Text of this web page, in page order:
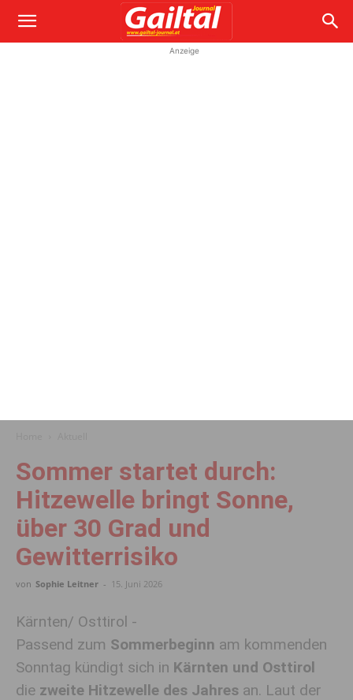
Anzeige
Sommer startet durch:
Hitzewelle bringt Sonne,
über 30 Grad und
Gewitterrisiko
von Sophie Leitner - 15. Juni 2026
Kärnten/ Osttirol -
Passend zum Sommerbeginn am kommenden
Sonntag kündigt sich in Kärnten und Osttirol
die zweite Hitzewelle des Jahres an. Laut der